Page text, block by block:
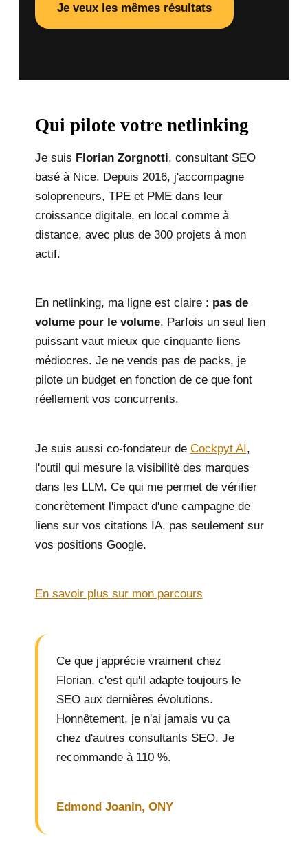
Je veux les mêmes résultats
Qui pilote votre netlinking
Je suis Florian Zorgnotti, consultant SEO
basé à Nice. Depuis 2016, j'accompagne
solopreneurs, TPE et PME dans leur
croissance digitale, en local comme à
distance, avec plus de 300 projets à mon
actif.
En netlinking, ma ligne est claire : pas de
volume pour le volume. Parfois un seul lien
puissant vaut mieux que cinquante liens
médiocres. Je ne vends pas de packs, je
pilote un budget en fonction de ce que font
réellement vos concurrents.
Je suis aussi co-fondateur de Cockpyt AI,
l'outil qui mesure la visibilité des marques
dans les LLM. Ce qui me permet de vérifier
concrètement l'impact d'une campagne de
liens sur vos citations IA, pas seulement sur
vos positions Google.
En savoir plus sur mon parcours
Ce que j'apprécie vraiment chez
Florian, c'est qu'il adapte toujours le
SEO aux dernières évolutions.
Honnêtement, je n'ai jamais vu ça
chez d'autres consultants SEO. Je
recommande à 110 %.
Edmond Joanin, ONY